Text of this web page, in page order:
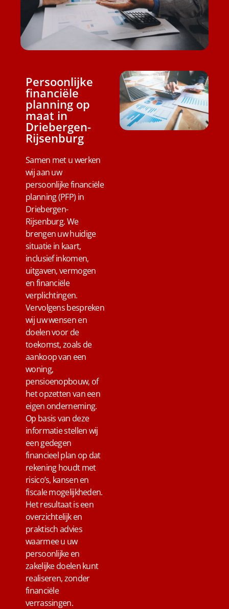
Persoonlijke
financiële
planning op
maat in
Driebergen-
Rijsenburg
Samen met u werken
wij aan uw
persoonlijke financiële
planning (PFP) in
Driebergen-
Rijsenburg. We
brengen uw huidige
situatie in kaart,
inclusief inkomen,
uitgaven, vermogen
en financiële
verplichtingen.
Vervolgens bespreken
wij uw wensen en
doelen voor de
toekomst, zoals de
aankoop van een
woning,
pensioenopbouw, of
het opzetten van een
eigen onderneming.
Op basis van deze
informatie stellen wij
een gedegen
financieel plan op dat
rekening houdt met
risico’s, kansen en
fiscale mogelijkheden.
Het resultaat is een
overzichtelijk en
praktisch advies
waarmee u uw
persoonlijke en
zakelijke doelen kunt
realiseren, zonder
financiële
verrassingen.